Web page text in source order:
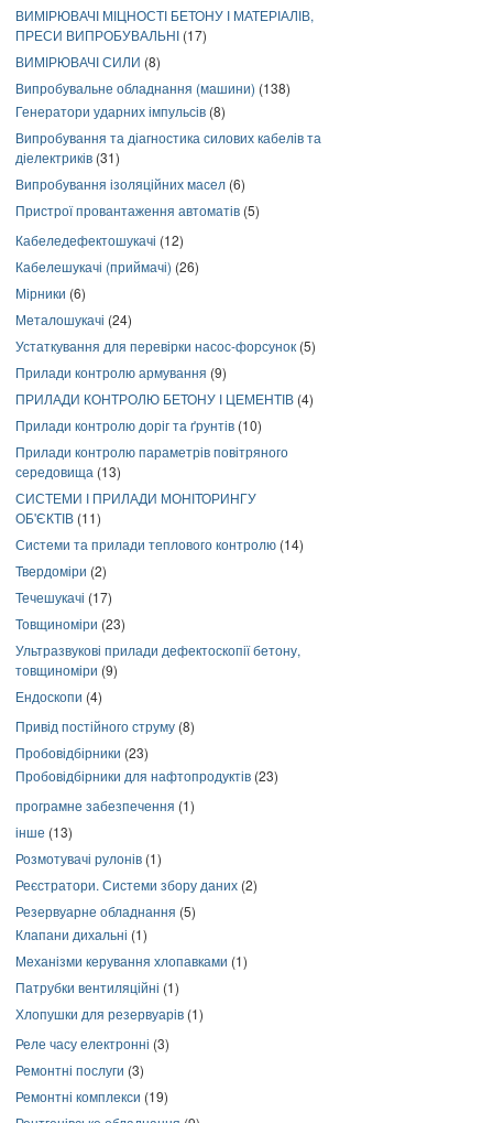
ВИМІРЮВАЧІ МІЦНОСТІ БЕТОНУ І МАТЕРІАЛІВ,
ПРЕСИ ВИПРОБУВАЛЬНІ (17)
ВИМІРЮВАЧІ СИЛИ (8)
Випробувальне обладнання (машини) (138)
Генератори ударних імпульсів (8)
Випробування та діагностика силових кабелів та
діелектриків (31)
Випробування ізоляційних масел (6)
Пристрої провантаження автоматів (5)
Кабеледефектошукачі (12)
Кабелешукачі (приймачі) (26)
Мірники (6)
Металошукачі (24)
Устаткування для перевірки насос-форсунок (5)
Прилади контролю армування (9)
ПРИЛАДИ КОНТРОЛЮ БЕТОНУ І ЦЕМЕНТІВ (4)
Прилади контролю доріг та ґрунтів (10)
Прилади контролю параметрів повітряного
середовища (13)
СИСТЕМИ І ПРИЛАДИ МОНІТОРИНГУ
ОБ'ЄКТІВ (11)
Системи та прилади теплового контролю (14)
Твердоміри (2)
Течешукачі (17)
Товщиноміри (23)
Ультразвукові прилади дефектоскопії бетону,
товщиноміри (9)
Ендоскопи (4)
Привід постійного струму (8)
Пробовідбірники (23)
Пробовідбірники для нафтопродуктів (23)
програмне забезпечення (1)
інше (13)
Розмотувачі рулонів (1)
Реєстратори. Системи збору даних (2)
Резервуарне обладнання (5)
Клапани дихальні (1)
Механізми керування хлопавками (1)
Патрубки вентиляційні (1)
Хлопушки для резервуарів (1)
Реле часу електронні (3)
Ремонтні послуги (3)
Ремонтні комплекси (19)